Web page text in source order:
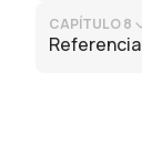
CAPÍTULO 8
Referencia